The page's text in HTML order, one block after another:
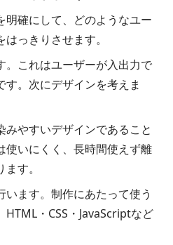
明確にして、どのようなユー
っきりさせます。
。これはユーザーが入出力で
。次にデザインを考えま
やすいデザインであること
使いにくく、長時間使えず離
す。
います。制作にあたって使う
・CSS・JavaScriptなど